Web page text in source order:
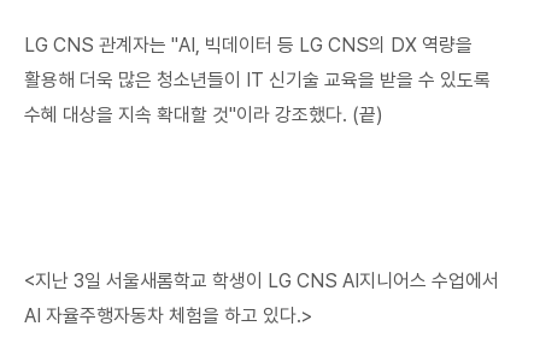
LG CNS 관계자는 "AI, 빅데이터 등 LG CNS의 DX 역량을
활용해 더욱 많은 청소년들이 IT 신기술 교육을 받을 수 있도록
수혜 대상을 지속 확대할 것"이라 강조했다. (끝)
<지난 3일 서울새롬학교 학생이 LG CNS AI지니어스 수업에서
AI 자율주행자동차 체험을 하고 있다.>